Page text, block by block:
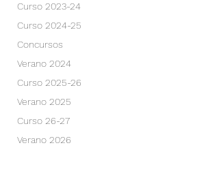
Curso 2023-24
Curso 2024-25
Concursos
Verano 2024
Curso 2025-26
Verano 2025
Curso 26-27
Verano 2026